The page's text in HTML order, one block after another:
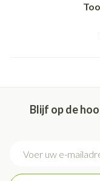
Blijf op de